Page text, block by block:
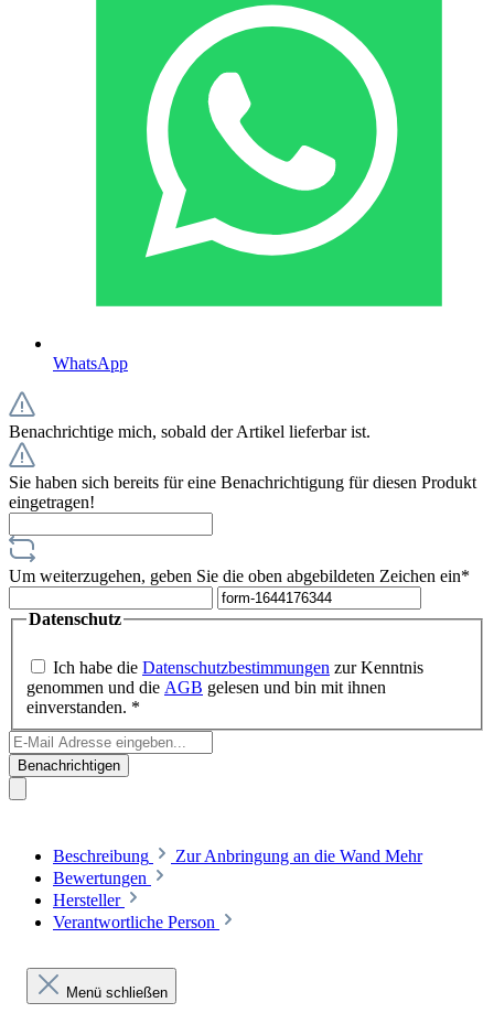
WhatsApp
Benachrichtige mich, sobald der Artikel lieferbar ist.
Sie haben sich bereits für eine Benachrichtigung für diesen Produkt
eingetragen!
Um weiterzugehen, geben Sie die oben abgebildeten Zeichen ein*
Datenschutz
Ich habe die Datenschutzbestimmungen zur Kenntnis
genommen und die AGB gelesen und bin mit ihnen
einverstanden. *
Benachrichtigen
Beschreibung Zur Anbringung an die Wand Mehr
Bewertungen
Hersteller
Verantwortliche Person
Menü schließen